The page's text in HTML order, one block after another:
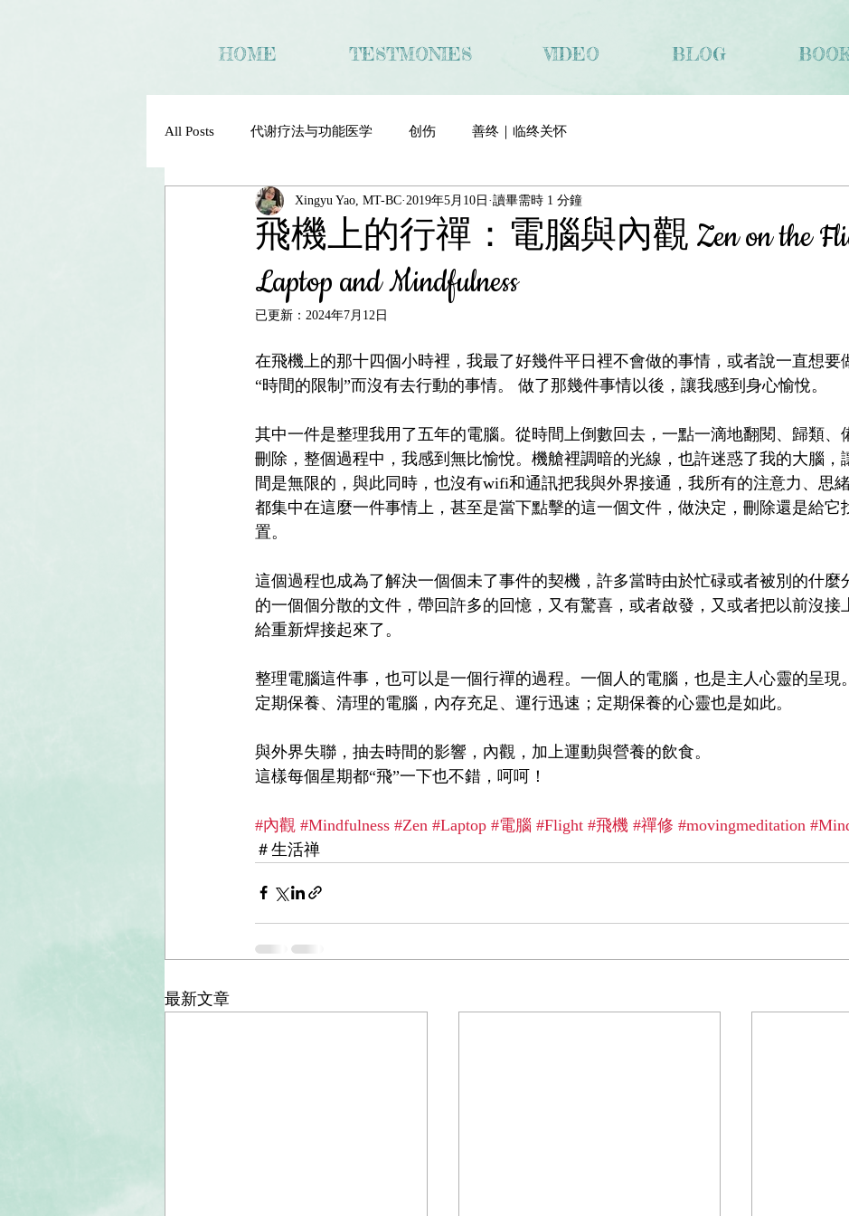
HOME TESTMONIES VIDEO BLOG
All Posts 代谢疗法与功能医学 创伤 善终｜临终关怀
飛機上的行禪：電腦與內觀 Zen on the
Laptop and Mindfulness
Xingyu Yao, MT-BC 2019年5月10日 讀畢需時 1 分鐘
已更新： 2024年7月12日
在飛機上的那十四個小時裡，我最了好幾件平日裡不會做的事情，或者說一直想要
“時間的限制”而沒有去行動的事情。 做了那幾件事情以後，讓我感到身心愉悅。
其中一件是整理我用了五年的電腦。從時間上倒數回去，一點一滴地翻閱、歸類、
刪除，整個過程中，我感到無比愉悅。機艙裡調暗的光線，也許迷惑了我的大腦，
間是無限的，與此同時，也沒有wifi和通訊把我與外界接通，我所有的注意力、思
都集中在這麼一件事情上，甚至是當下點擊的這一個文件，做決定，刪除還是給它
置。
這個過程也成為了解決一個個未了事件的契機，許多當時由於忙碌或者被別的什麼
的一個個分散的文件，帶回許多的回憶，又有驚喜，或者啟發，又或者把以前沒接
給重新焊接起來了。
整理電腦這件事，也可以是一個行禪的過程。一個人的電腦，也是主人心靈的呈現
定期保養、清理的電腦，內存充足、運行迅速；定期保養的心靈也是如此。
與外界失聯，抽去時間的影響，內觀，加上運動與營養的飲食。
這樣每個星期都“飛”一下也不錯，呵呵！
#內觀 #Mindfulness #Zen #Laptop #電腦 #Flight #飛機 #禪修 #movingmeditation
＃生活禅
最新文章